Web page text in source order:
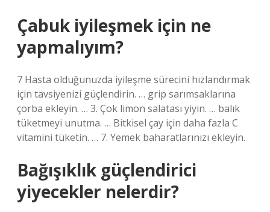
Çabuk iyileşmek için ne
yapmalıyım?
7 Hasta olduğunuzda iyileşme sürecini hızlandırmak
için tavsiyenizi güçlendirin. … grip sarımsaklarına
çorba ekleyin. … 3. Çok limon salatası yiyin. … balık
tüketmeyi unutma. … Bitkisel çay için daha fazla C
vitamini tüketin. … 7. Yemek baharatlarınızı ekleyin.
Bağışıklık güçlendirici
yiyecekler nelerdir?